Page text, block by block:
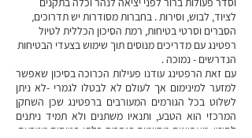
לציוד, לבוש, וסירות . בחברות מסודרות יש תדרוכים,
הסברים וסרטי בטיחות, רמת הסיכון הכללית לטיול
רפטינג עם מדריכים מנוסים תוך שימוש בצעדי הבטיחות
הנדרשים - נמוכה .
עם זאת הרפטינג עודנו פעילות הכרוכה בסיכון שאפשר
למזער למינימום אך לעולם לא לבטלו לגמרי -לא ניתן
לשלוט בכל הגורמים המעורבים ברפטינג שכן השחקן
המרכזי הוא הטבע, ותנאיו משתנים ולא תמיד ניתנים
לחיזוי, מאפיינים מסוימים בנהרות בלתי בטוחים מטבעם,